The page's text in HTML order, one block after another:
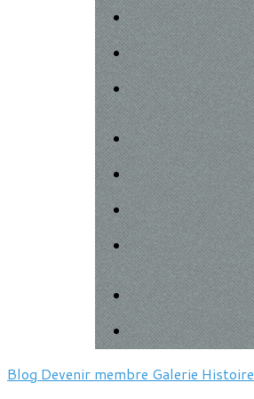
Blog Devenir membre Galerie Histoire